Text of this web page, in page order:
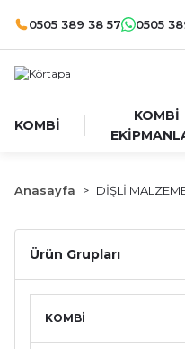
0505 389 38 57 0505
KOMBİ
KOMBİ
Anasayfa DİŞLİ
Ürün Grupları
KOMBİ